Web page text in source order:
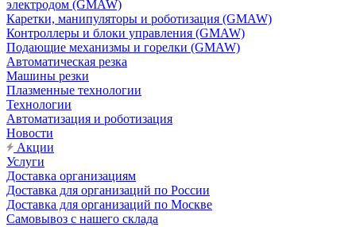
электродом (GMAW)
Каретки, манипуляторы и роботизация (GMAW)
Контроллеры и блоки управления (GMAW)
Подающие механизмы и горелки (GMAW)
Автоматическая резка
Машины резки
Плазменные технологии
Технологии
Автоматизация и роботизация
Новости
Акции
Услуги
Доставка организациям
Доставка для организаций по России
Доставка для организаций по Москве
Самовывоз с нашего склада